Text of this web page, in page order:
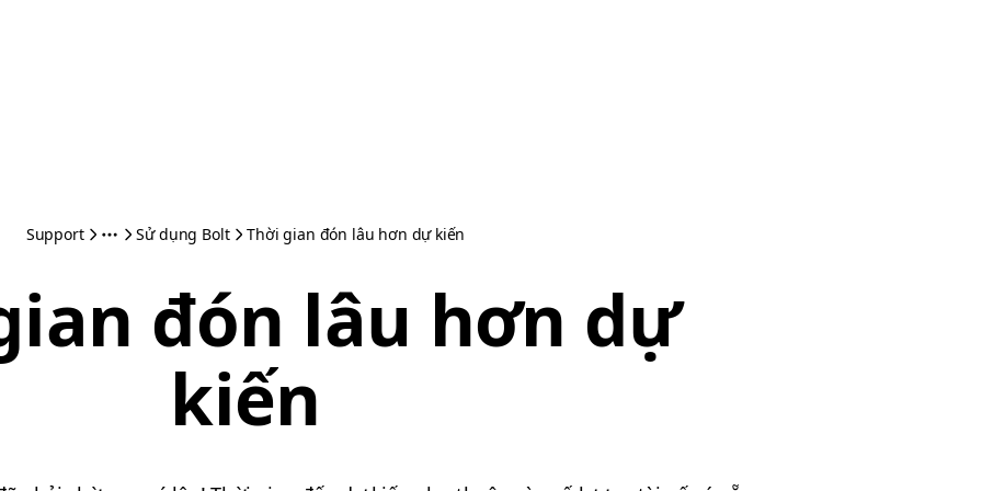
Support Sử dụng Bolt Thời gian đón lâu hơn dự kiến
đón lâu hơn dự
kiến